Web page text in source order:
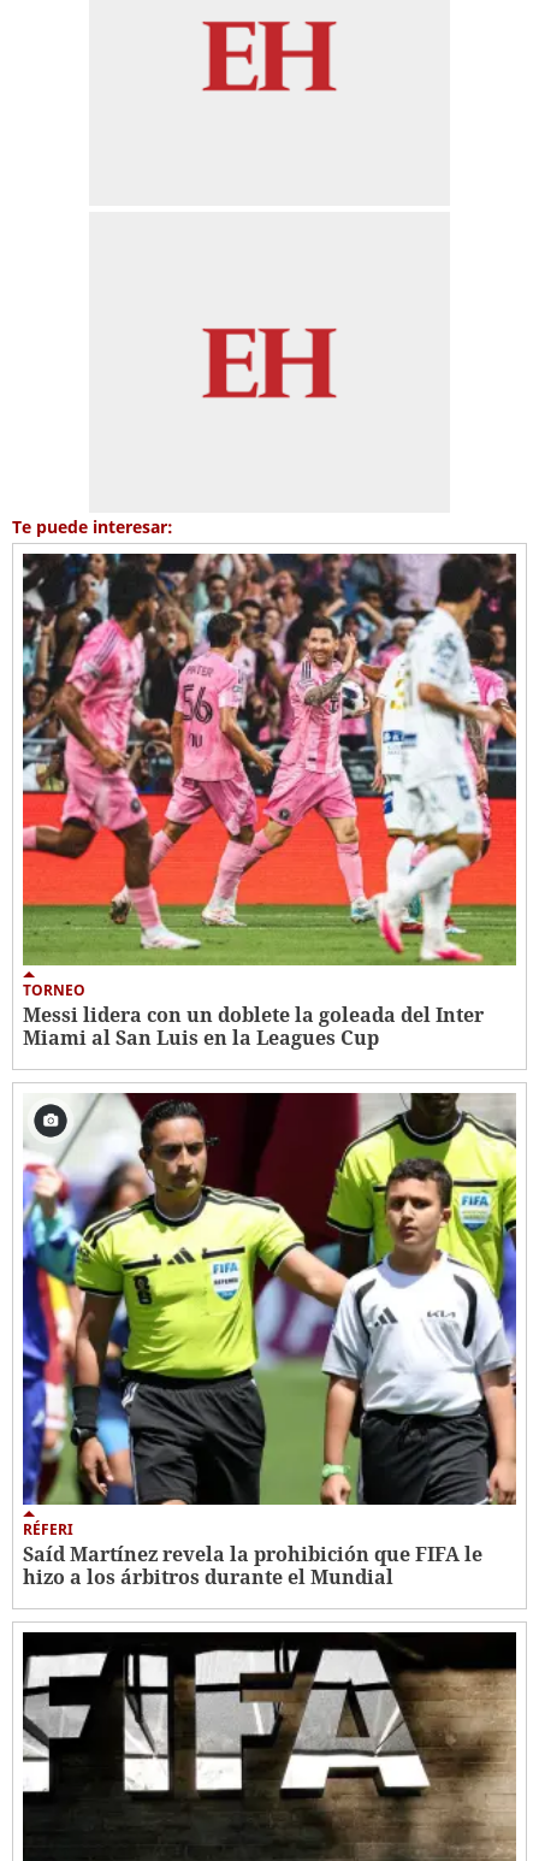
Te puede interesar:
TORNEO
Messi lidera con un doblete la goleada del Inter
Miami al San Luis en la Leagues Cup
RÉFERI
Saíd Martínez revela la prohibición que FIFA le
hizo a los árbitros durante el Mundial